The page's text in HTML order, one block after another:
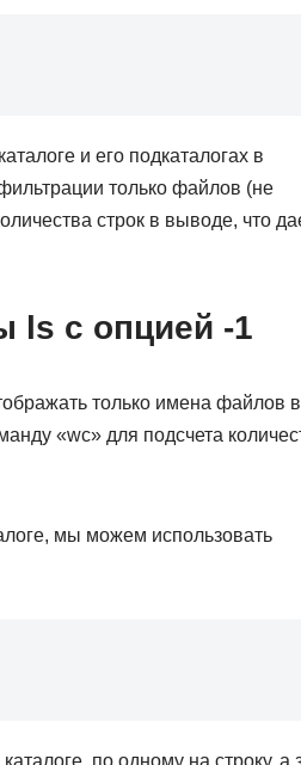
и его подкаталогах в
только файлов (не
строк в выводе, что
ls с опцией -1
только имена файлов в
«wc» для подсчета
мы можем использовать
по одному на строку, а